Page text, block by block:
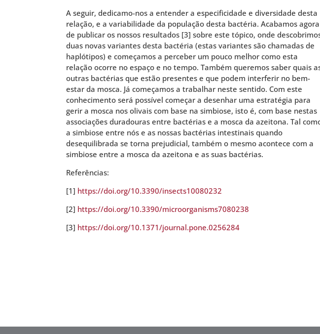
A seguir, dedicamo-nos a entender a especificidade e diversidade desta
relação, e a variabilidade da população desta bactéria. Acabamos agora
de publicar os nossos resultados [3] sobre este tópico, onde
duas novas variantes desta bactéria (estas variantes são chamadas de
haplótipos) e começamos a perceber um pouco melhor como esta
relação ocorre no espaço e no tempo. Também queremos saber quais
outras bactérias que estão presentes e que podem interferir no bem-
estar da mosca. Já começamos a trabalhar neste sentido. Com este
conhecimento será possível começar a desenhar uma estratégia para
gerir a mosca nos olivais com base na simbiose, isto é, com base nestas
associações duradouras entre bactérias e a mosca da azeitona. Tal
a simbiose entre nós e as nossas bactérias intestinais quando
desequilibrada se torna prejudicial, também o mesmo acontece com a
simbiose entre a mosca da azeitona e as suas bactérias.
Referências:
[1] https://doi.org/10.3390/insects10080232
[2] https://doi.org/10.3390/microorganisms7080238
[3] https://doi.org/10.1371/journal.pone.0256284